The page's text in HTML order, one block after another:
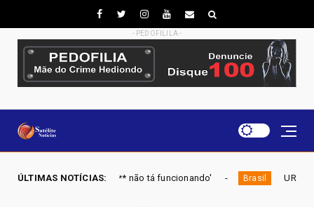
- PEDOFILILA -
ÚLTIMAS NOTÍCIAS:
b** não tá funcionando' Brasil URGENTE: Mendonça dá 10 dias